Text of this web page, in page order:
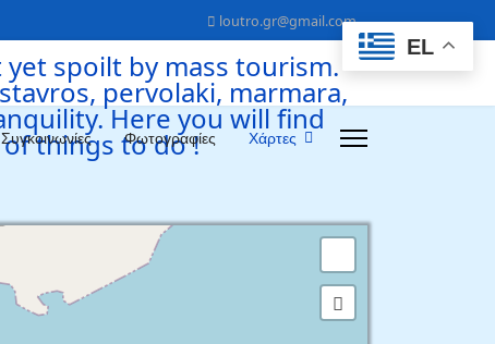
loutro.gr@gmail.com
Συγκοινωνίες Φωτογραφίες Χάρτες
EL